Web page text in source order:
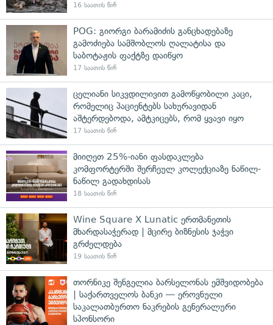
16 საათის წინ
POG: გიორგი ბარამიძის განცხადებაზე
გამოძიება სამშობლოს ღალატისა და
საბოტაჟის ფაქტზე დაიწყო
17 საათის წინ
ცელიანი სიკვდილივით გამოწყობილი კაცი,
რომელიც პაციენტებს სახურავიდან
აშტერდებოდა, ამტკიცებს, რომ ყვავი იყო
17 საათის წინ
მიიღეთ 25%-იანი ფასდაკლება
კომფორტერში შერჩეულ კოლექციაზე ნაწილ-
ნაწილ გადახდისას
18 საათის წინ
Wine Square X Lunatic ერთმანეთის
მხარდასაჭერად | მცირე ბიზნესის ჯაჭვი
გრძელდება
19 საათის წინ
თორნიკე შენგელია ბარსელონას ემშვიდობება
| საქართველოს ბანკი — ეროვნული
საკალათბურთო ნაკრების გენერალური
სპონსორი